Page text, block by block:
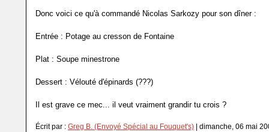
Donc voici ce qu'à commandé Nicolas Sarkozy pour son dîner :
Entrée : Potage au cresson de Fontaine
Plat : Soupe minestrone
Dessert : Vélouté d'épinards (???)
Il est grave ce mec... il veut vraiment grandir tu crois ?
Écrit par : Greg B. (Envoyé Spécial au Fouquet's) | dimanche, 06 mai